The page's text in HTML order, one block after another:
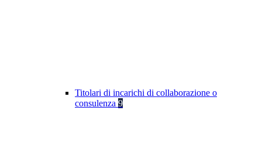
Titolari di incarichi di collaborazione o
consulenza 9